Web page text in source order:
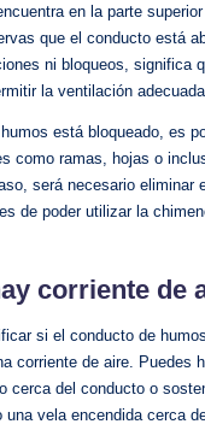
en la parte
que el conducto está
ni bloqueos, significa
la ventilación
está bloqueado, es
como ramas, hojas o
será necesario eliminar
de poder utilizar la
corriente de
si el conducto de
corriente de aire. Puedes
cerca del conducto o
una vela encendida cerca